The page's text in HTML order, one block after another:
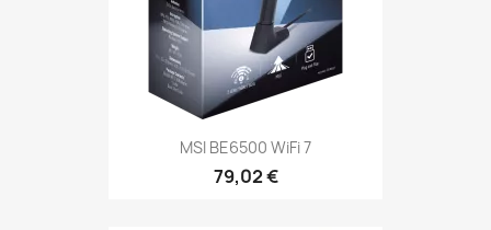
MSI BE6500 WiFi 7
79,02 €